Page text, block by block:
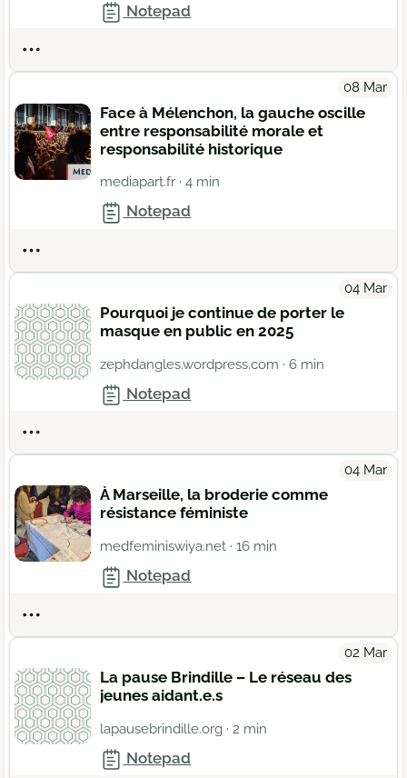
Notepad
08 Mar
Face à Mélenchon, la gauche oscille
entre responsabilité morale et
responsabilité historique
mediapart.fr · 4 min
Notepad
04 Mar
Pourquoi je continue de porter le
masque en public en 2025
zephdangles.wordpress.com · 6 min
Notepad
04 Mar
À Marseille, la broderie comme
résistance féministe
medfeminiswiya.net · 16 min
Notepad
02 Mar
La pause Brindille – Le réseau des
jeunes aidant.e.s
lapausebrindille.org · 2 min
Notepad